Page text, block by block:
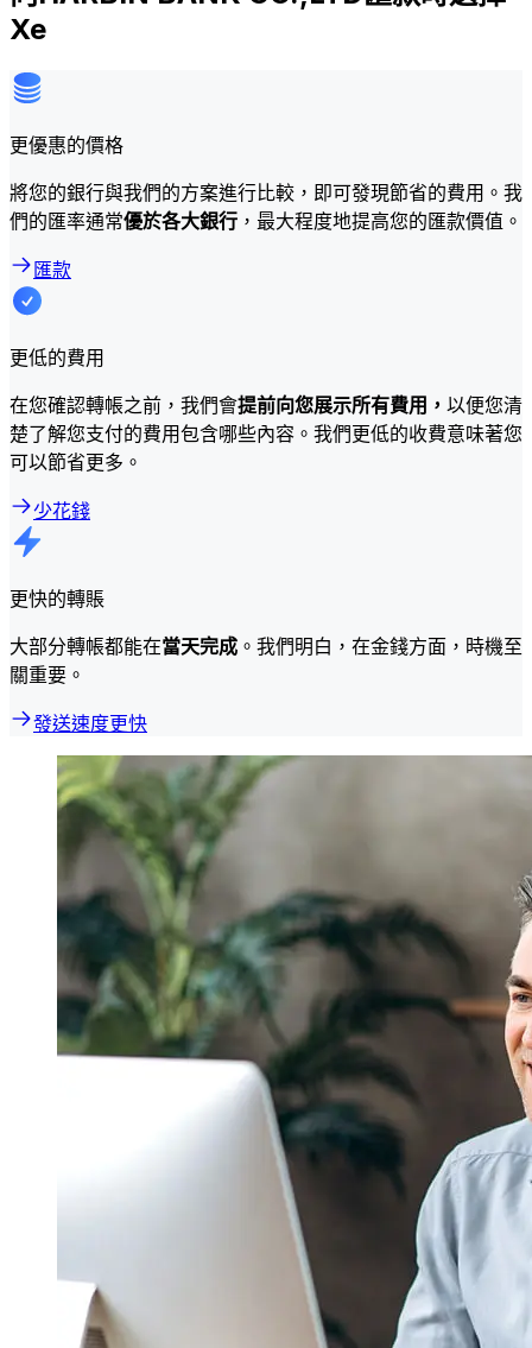
Xe
更優惠的價格
將您的銀行與我們的方案進行比較，即可發現節省的費用。我
們的匯率通常優於各大銀行 ，最大程度地提高您的匯款價值。
匯款
更低的費用
在您確認轉帳之前，我們會提前向您展示所有費用， 以便您清
楚了解您支付的費用包含哪些內容。我們更低的收費意味著您
可以節省更多。
少花錢
更快的轉賬
大部分轉帳都能在當天完成 。我們明白，在金錢方面，時機至
關重要。
發送速度更快